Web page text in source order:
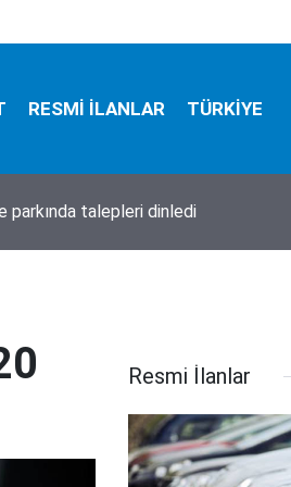
RESMİ İLANLAR TÜRKİYE
parkında talepleri dinledi
Resmi İlanlar